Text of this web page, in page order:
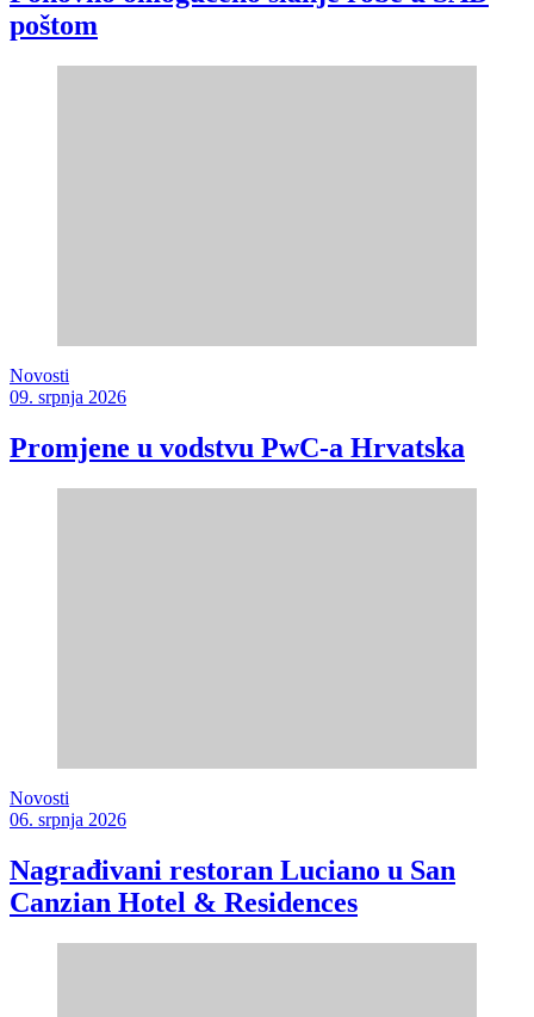
poštom
Novosti
09. srpnja 2026
Promjene u vodstvu PwC-a Hrvatska
Novosti
06. srpnja 2026
Nagrađivani restoran Luciano u San
Canzian Hotel & Residences